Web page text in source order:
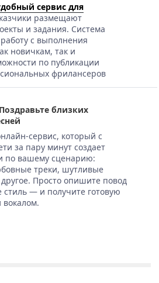
сервис для
размещают
и задания. Система
с выполнения
новичкам, так и
по публикации
фрилансеров
близких
сервис, который с
за пару минут создает
по вашему сценарию:
треки, шутливые
Просто опишите повод
стиль — и получите готовую
вокалом.